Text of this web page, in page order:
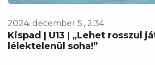
2024. december 5., 2:34
Kispad | U13 | „Lehet rosszul
lélektelenül soha!”